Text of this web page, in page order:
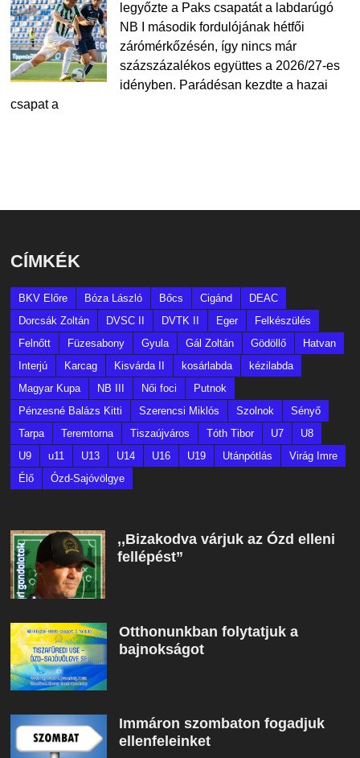
legyőzte a Paks csapatát a labdarúgó
NB I második fordulójának hétfői
zárómérkőzésén, így nincs már
százszázalékos együttes a 2026/27-es
idényben. Parádésan kezdte a hazai
csapat a
CÍMKÉK
BKV Előre Bóza László Bőcs Cigánd
DEAC
Dorcsák Zoltán
DVSC II DVTK II Eger
Felkészülés
Felnőtt
Füzesabony Gyula Gál Zoltán Gödöllő
Hatvan
Interjú
Karcag Kisvárda II kosárlabda
kézilabda
Magyar Kupa
NB III Női foci
Putnok
Pénzesné Balázs Kitti
Szerencsi Miklós Szolnok
Sényő
Tarpa
Teremtorna Tiszaújváros Tóth Tibor U7
U8
U9
u11 U13 U14 U16 U19 Utánpótlás
Virág Imre
Élő
Ózd-Sajóvölgye
,,Bizakodva várjuk az Ózd elleni
fellépést”
Otthonunkban folytatjuk a
bajnokságot
Immáron szombaton fogadjuk
ellenfeleinket